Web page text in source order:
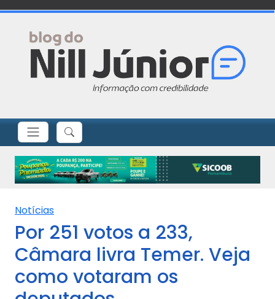
Notícias
Por 251 votos a 233,
Câmara livra Temer. Veja
como votaram os